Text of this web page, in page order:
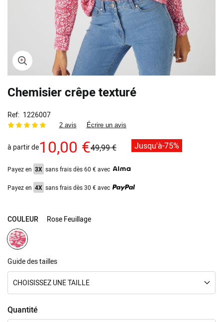
to
the
beginning
of
the
gallery
Chemisier crêpe texturé
Ref 1226007
2 avis Écrire un avis
à partir de10,00 €49,99 € Jusqu'à-75%
Payez en 3X sans frais dès 60 € avec
Payez en 4X sans frais dès 30 € avec
COULEUR Rose Feuillage
Guide des tailles
CHOISISSEZ UNE TAILLE
Quantité